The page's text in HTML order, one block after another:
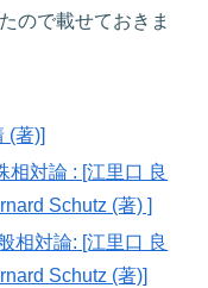
ので載せておきま
(著)]
相対論 : [江里口 良
Schutz (著) ]
相対論: [江里口 良
Schutz (著)]